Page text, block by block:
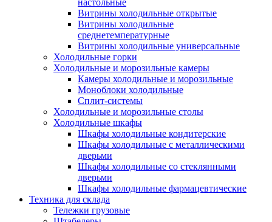
Витрины холодильные открытые
Витрины холодильные
среднетемпературные
Витрины холодильные универсальные
Холодильные горки
Холодильные и морозильные камеры
Камеры холодильные и морозильные
Моноблоки холодильные
Сплит-системы
Холодильные и морозильные столы
Холодильные шкафы
Шкафы холодильные кондитерские
Шкафы холодильные с металлическими
дверьми
Шкафы холодильные со стеклянными
дверьми
Шкафы холодильные фармацевтические
Техника для склада
Тележки грузовые